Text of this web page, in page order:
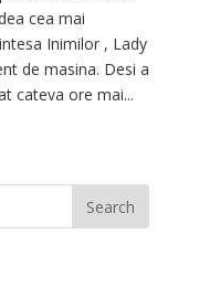
cea mai
Inimilor , Lady
de masina. Desi a
cateva ore mai...